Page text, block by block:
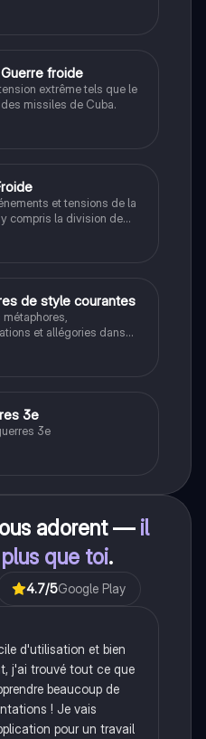
froide
extrême tels que le
missiles de Cuba.
et tensions de la
compris la division de
la guerre du Vietnam, et
de révision couvre les
de style courantes
et allégories dans
3e
3e
adorent — il
que toi.
4.7/5Google Play
d'utilisation et bien
j'ai trouvé tout ce que
beaucoup de
! Je vais
pour un travail